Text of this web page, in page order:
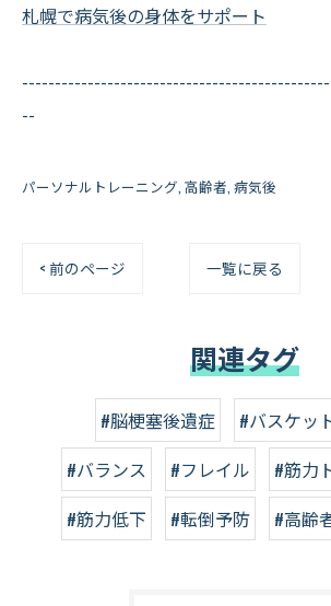
札幌で病気後の身体をサポート
--
パーソナルトレーニング 高齢者 病気後
< 前のページ 一覧に戻る
関連タグ
#脳梗塞後遺症
#バスケッ
#バランス
#フレイル
#筋力
#筋力低下
#転倒予防 #高齢